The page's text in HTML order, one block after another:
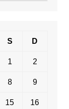
S D
1 2
8 9
15 16